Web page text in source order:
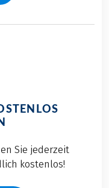
Sie jederzeit
kostenlos!